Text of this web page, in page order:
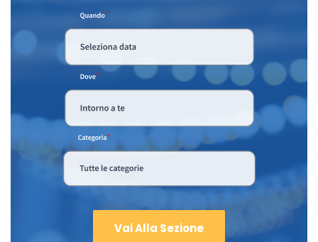
Vai Alla Sezione